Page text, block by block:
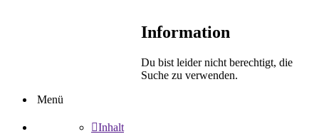
Information
Du bist leider nicht berechtigt, die
Suche zu verwenden.
Menü
Inhalt